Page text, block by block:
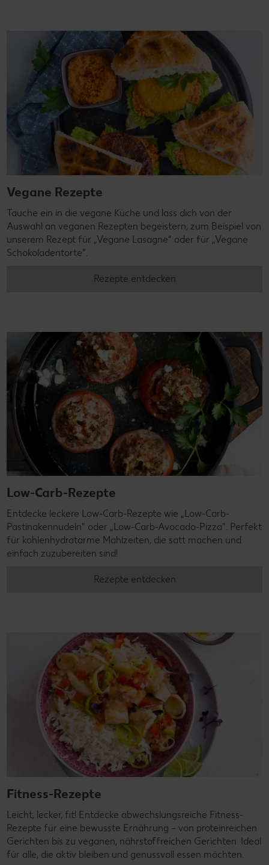
Vegane Rezepte
Tauche ein in die vegane Küche und lass dich von der
Auswahl an veganen Rezepten begeistern, zum Beispiel von
unserem Rezept für „Vegane Lasagne“ oder für „Vegane
Schokoladentorte“.
Rezepte entdecken
Low-Carb-Rezepte
Entdecke leckere Low-Carb-Rezepte wie „Low-Carb-
Pastinakennudeln" oder „Low-Carb-Avocado-Pizza". Perfekt
für kohlenhydratarme Mahlzeiten, die satt machen und
einfach zuzubereiten sind!
Rezepte entdecken
Fitness-Rezepte
Leicht, lecker, fit! Entdecke abwechslungsreiche Fitness-
Rezepte für eine bewusste Ernährung – von proteinreichen
Gerichten bis zu veganen, nährstoffreichen Gerichten. Ideal
für alle, die aktiv bleiben und genussvoll essen möchten.